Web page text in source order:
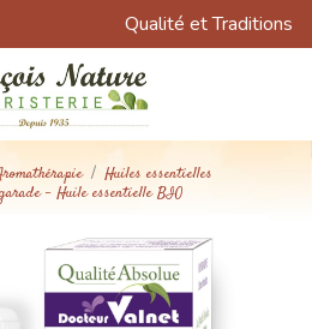
Qualité et Traditions
Huiles essentielles
- Huile essentielle BIO